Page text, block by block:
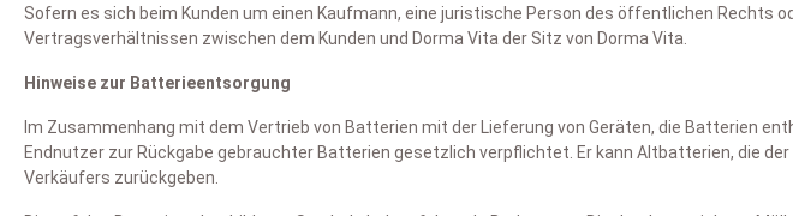
Sofern es sich beim Kunden um einen Kaufmann, eine juristische Person des öffentlichen
Vertragsverhältnissen zwischen dem Kunden und Dorma Vita der Sitz von Dorma Vita.
Hinweise zur Batterieentsorgung
Im Zusammenhang mit dem Vertrieb von Batterien mit der Lieferung von Geräten, die Batterien
Endnutzer zur Rückgabe gebrauchter Batterien gesetzlich verpflichtet. Er kann Altbatterien, die
Verkäufers zurückgeben.